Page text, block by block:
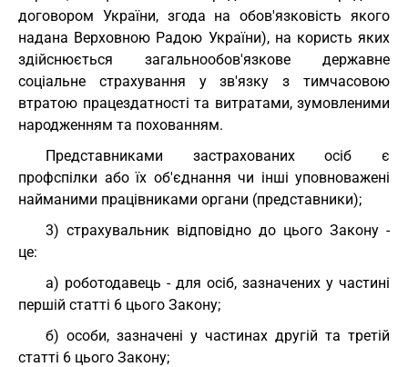
договором України, згода на обов'язковість якого
надана Верховною Радою України), на користь яких
здійснюється загальнообов'язкове державне
соціальне страхування у зв'язку з тимчасовою
втратою працездатності та витратами, зумовленими
народженням та похованням.
Представниками застрахованих осіб є
профспілки або їх об'єднання чи інші уповноважені
найманими працівниками органи (представники);
3) страхувальник відповідно до цього Закону -
це:
а) роботодавець - для осіб, зазначених у частині
першій статті 6 цього Закону;
б) особи, зазначені у частинах другій та третій
статті 6 цього Закону;